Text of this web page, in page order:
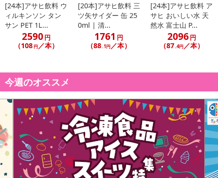
[24本]アサヒ飲料 ウ
ィルキンソン タン
サン PET 1L...
2590円
（108 円／本）
[20本]アサヒ飲料 三
ツ矢サイダー 缶 25
0ml | 清...
1761 円
（88.1円／本）
[24本]アサヒ飲料 ア
サヒ おいしい水 天
然水 富士山 P...
2096円
（87.4円／本）
今週のオススメ